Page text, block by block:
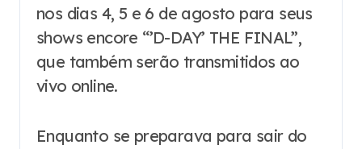
nos dias 4, 5 e 6 de agosto para seus
shows encore “’D-DAY’ THE FINAL”,
que também serão transmitidos ao
vivo online.
Enquanto se preparava para sair do